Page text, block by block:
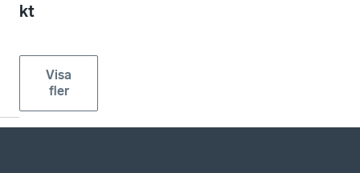
kt
Visa
fler